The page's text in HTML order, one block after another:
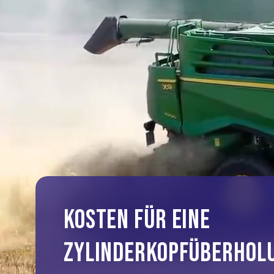
KOSTEN FÜR EINE